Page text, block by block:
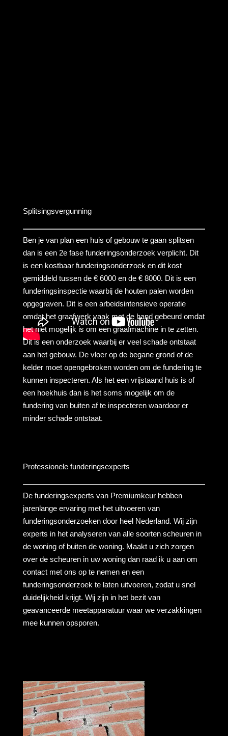
Splitsingsvergunning
Ben je van plan een huis of gebouw te gaan splitsen
dan is een 2e fase funderingsonderzoek verplicht. Dit
is een kostbaar funderingsonderzoek en dit kost
gemiddeld tussen de € 6000 en de € 8000. Dit is een
funderingsinspectie waarbij de houten palen worden
opgegraven. Dit is een arbeidsintensieve operatie
omdat het graafwerk vaak met de hand gebeurd omdat
het niet mogelijk is om een graafmachine in te zetten.
Dit is een onderzoek waarbij er veel schade ontstaat
aan het gebouw. De vloer op de begane grond of de
kelder moet opengebroken worden om de fundering te
kunnen inspecteren. Als het een vrijstaand huis is of
een hoekhuis dan is het soms mogelijk om de
fundering van buiten af te inspecteren waardoor er
minder schade ontstaat.
Professionele funderingsexperts
De funderingsexperts van Premiumkeur hebben
jarenlange ervaring met het uitvoeren van
funderingsonderzoeken door heel Nederland. Wij zijn
experts in het analyseren van alle soorten scheuren in
de woning of buiten de woning. Maakt u zich zorgen
over de scheuren in uw woning dan raad ik u aan om
contact met ons op te nemen en een
funderingsonderzoek te laten uitvoeren, zodat u snel
duidelijkheid krijgt. Wij zijn in het bezit van
geavanceerde meetapparatuur waar we verzakkingen
mee kunnen opsporen.